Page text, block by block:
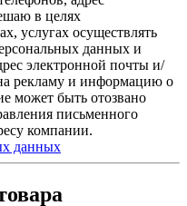
в целях
услугах осуществлять
данных и
электронной почты и/
рекламу и информацию о
может быть отозвано
письменного
компании.
данных